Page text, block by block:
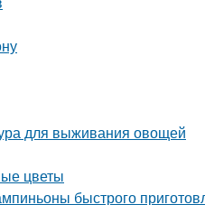
для выживания овощей
цветы
быстрого